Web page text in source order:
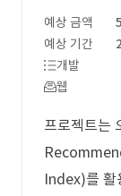
예상 금액
예상 기간
개발
웹
프로젝트는
Index)를 활